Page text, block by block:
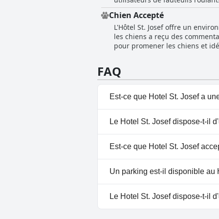
WiFi gratuit, contribuent à la
également des billets gratuits
distractions agréables pendant les temps morts. En résumé, l'Hôtel St. Josef
restauration aux voyageurs
L'énergie de refroidissement
arrangeant est
que les portes restent
de la gare et à quelques pas
Chien Accepté
L'Hôtel St. Josef offre un
les chiens a reçu des
pour promener les chiens et
FAQ
Est-ce que Hotel St. Josef a
Non, Hotel St. Josef n'a pas
Le Hotel St. Josef dispose-t-il
Non, il n'y a pas de spa à
Est-ce que Hotel St. Josef
Oui, Hotel St. Josef accueille
Un parking est-il disponible au
Oui, un parking est
Le Hotel St. Josef dispose-t-il